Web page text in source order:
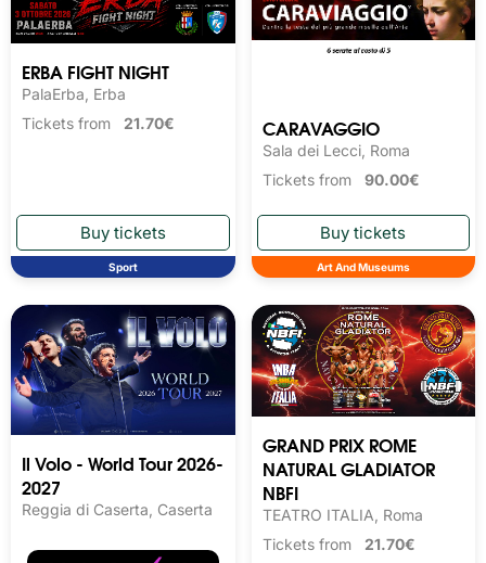
ERBA FIGHT NIGHT
PalaErba, Erba
Tickets from 21.70€
Sport
CARAVAGGIO
Sala dei Lecci, Roma
Tickets from 90.00€
Art And Museums
Il Volo - World Tour 2026-
2027
Reggia di Caserta, Caserta
GRAND PRIX ROME
NATURAL GLADIATOR
NBFI
TEATRO ITALIA, Roma
Tickets from 21.70€